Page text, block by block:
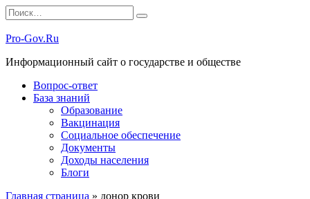
Перейти
к
содержанию
Search
for:
Pro-Gov.Ru
Информационный сайт о государстве и обществе
Вопрос-ответ
База знаний
Образование
Вакцинация
Социальное обеспечение
Документы
Доходы населения
Блоги
Главная страница » донор крови